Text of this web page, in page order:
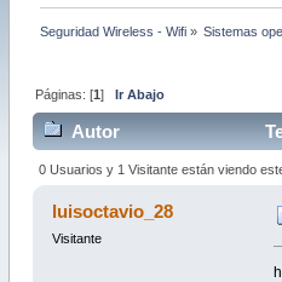
Seguridad Wireless - Wifi» Sistemas
Páginas: [1] Ir Abajo
Autor
0 Usuarios y 1 Visitante están viendo
luisoctavio_28
Visitante